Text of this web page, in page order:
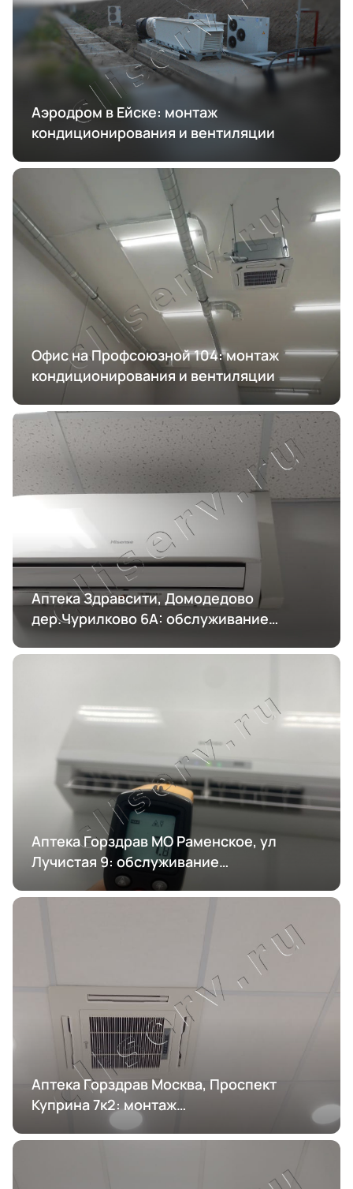
Аэродром в Ейске: монтаж
кондиционирования и вентиляции
Офис на Профсоюзной 104: монтаж
кондиционирования и вентиляции
Аптека Здравсити, Домодедово
дер.Чурилково 6А: обслуживание
Аптека Горздрав МО Раменское, ул
Лучистая 9: обслуживание
кондиционирования
Аптека Горздрав Москва, Проспект
Куприна 7к2: монтаж
кондиционирования